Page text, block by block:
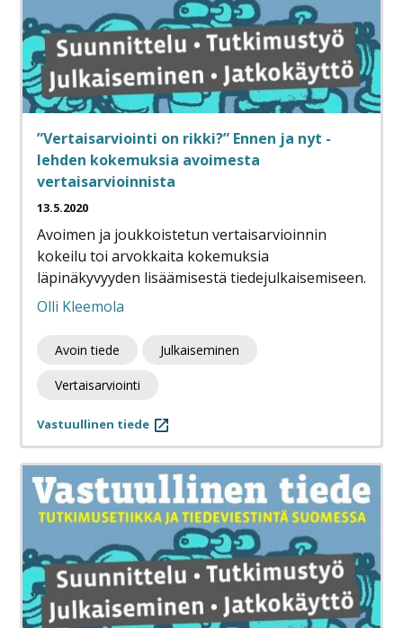
”Vertaisarviointi on rikki?” Ennen ja nyt -
lehden kokemuksia avoimesta
vertaisarvioinnista
13.5.2020
Avoimen ja joukkoistetun vertaisarvioinnin
kokeilu toi arvokkaita kokemuksia
läpinäkyvyyden lisäämisestä tiedejulkaisemiseen.
Olli Kleemola
Avoin tiede Julkaiseminen
Vertaisarviointi
Vastuullinen tiede